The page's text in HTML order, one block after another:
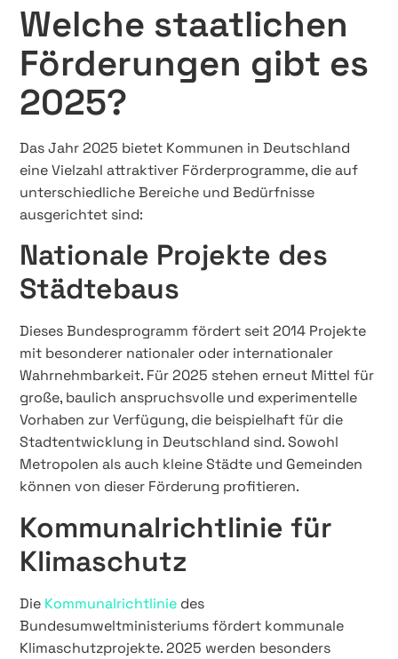
Welche staatlichen
Förderungen gibt es
2025?
Das Jahr 2025 bietet Kommunen in Deutschland
eine Vielzahl attraktiver Förderprogramme, die auf
unterschiedliche Bereiche und Bedürfnisse
ausgerichtet sind:
Nationale Projekte des
Städtebaus
Dieses Bundesprogramm fördert seit 2014 Projekte
mit besonderer nationaler oder internationaler
Wahrnehmbarkeit. Für 2025 stehen erneut Mittel für
große, baulich anspruchsvolle und experimentelle
Vorhaben zur Verfügung, die beispielhaft für die
Stadtentwicklung in Deutschland sind. Sowohl
Metropolen als auch kleine Städte und Gemeinden
können von dieser Förderung profitieren.
Kommunalrichtlinie für
Klimaschutz
Die Kommunalrichtlinie des
Bundesumweltministeriums fördert kommunale
Klimaschutzprojekte. 2025 werden besonders